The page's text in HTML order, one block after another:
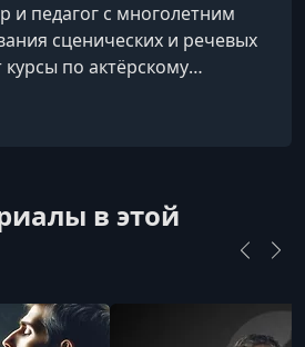
и педагог с многолетним
сценических и речевых
по актёрскому
речи, риторике и
выступления. Также
от речевых и
зажимов, преодолеть
и психологических
в этой